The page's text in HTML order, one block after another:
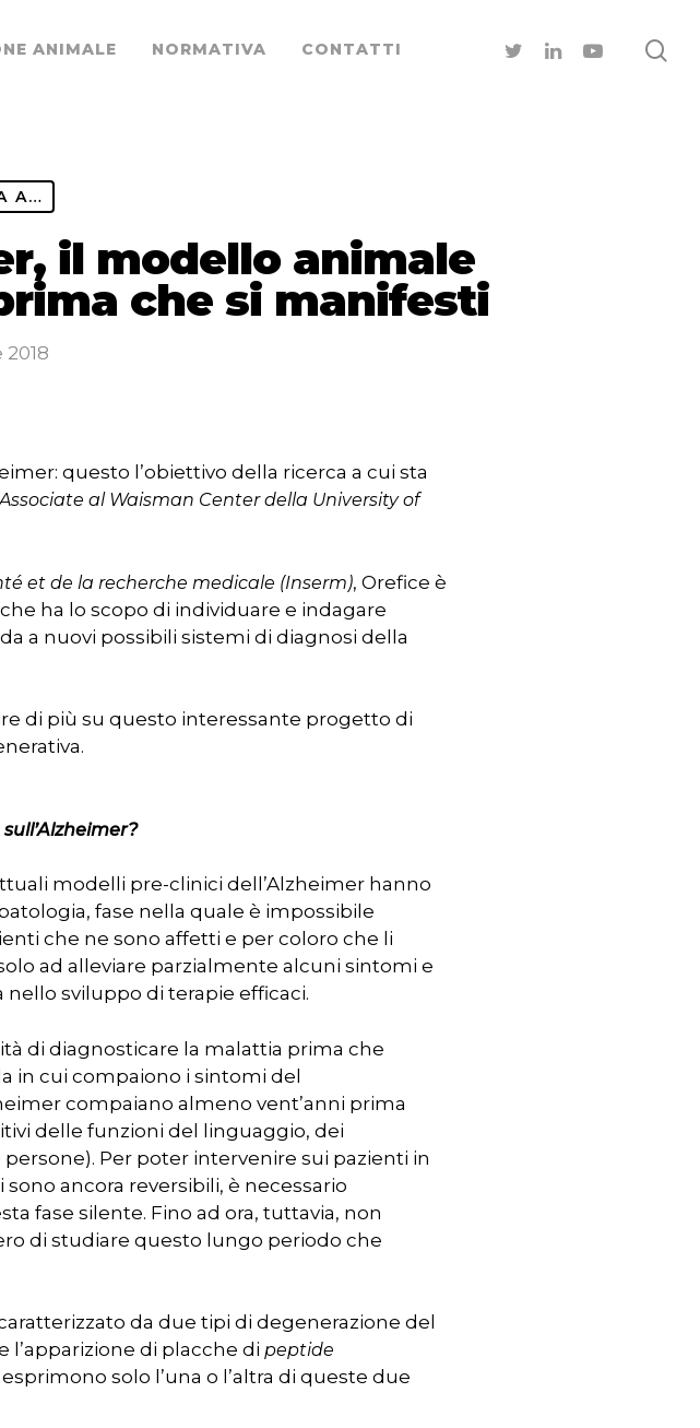
ANIMALE NORMATIVA CONTATTI
A…
il modello animale
che si manifesti
questo l’obiettivo della ricerca a cui sta
al Waisman Center della University of
et de la recherche medicale (Inserm), Orefice è
ha lo scopo di individuare e indagare
a nuovi possibili sistemi di diagnosi della
di più su questo interessante progetto di
modelli pre-clinici dell’Alzheimer hanno
fase nella quale è impossibile
che ne sono affetti e per coloro che li
ad alleviare parzialmente alcuni sintomi e
sviluppo di terapie efficaci.
di diagnosticare la malattia prima che
in cui compaiono i sintomi del
compaiano almeno vent’anni prima
delle funzioni del linguaggio, dei
Per poter intervenire sui pazienti in
ancora reversibili, è necessario
fase silente. Fino ad ora, tuttavia, non
di studiare questo lungo periodo che
da due tipi di degenerazione del
l’apparizione di placche di peptide
solo l’una o l’altra di queste due